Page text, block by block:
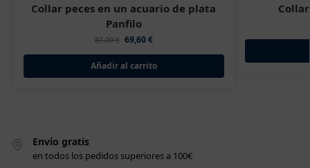
Collar peces en un acuario de plata
Panfilo
87,00€ 69,60€
Añadir al carrito
Envío gratis
en todos los pedidos superiores a 100€